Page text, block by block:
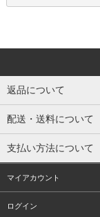
返品について
配送・送料について
支払い方法について
マイアカウント
ログイン